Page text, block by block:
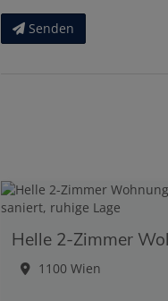
Senden
1100 Wien